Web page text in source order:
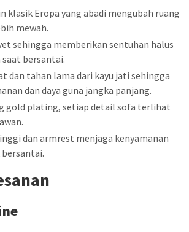
klasik Eropa yang abadi mengubah ruang
mewah.
sehingga memberikan sentuhan halus
saat bersantai.
dan tahan lama dari kayu jati sehingga
dan daya guna jangka panjang.
gold plating, setiap detail sofa terlihat
dan armrest menjaga kenyamanan
bersantai.